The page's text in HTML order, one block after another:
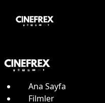
Ana Sayfa
Filmler